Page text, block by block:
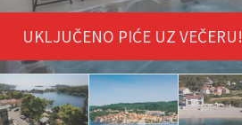
UKLJUČENO PIĆE UZ VEČERU!